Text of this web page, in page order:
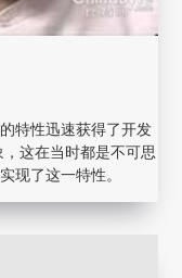
特性迅速获得了开发
这在当时都是不可思
现了这一特性。